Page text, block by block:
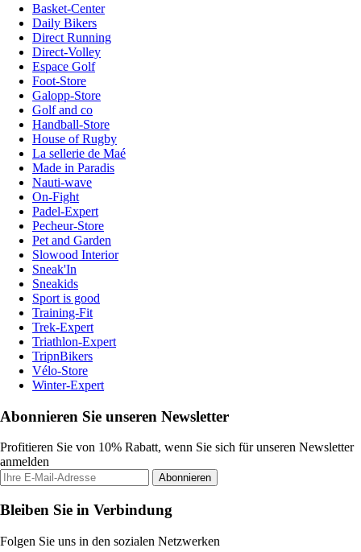
Basket-Center
Daily Bikers
Direct Running
Direct-Volley
Espace Golf
Foot-Store
Galopp-Store
Golf and co
Handball-Store
House of Rugby
La sellerie de Maé
Made in Paradis
Nauti-wave
On-Fight
Padel-Expert
Pecheur-Store
Pet and Garden
Slowood Interior
Sneak'In
Sneakids
Sport is good
Training-Fit
Trek-Expert
Triathlon-Expert
TripnBikers
Vélo-Store
Winter-Expert
Abonnieren Sie unseren Newsletter
Profitieren Sie von 10% Rabatt, wenn Sie sich für unseren Newsletter
anmelden
Abonnieren
Bleiben Sie in Verbindung
Folgen Sie uns in den sozialen Netzwerken